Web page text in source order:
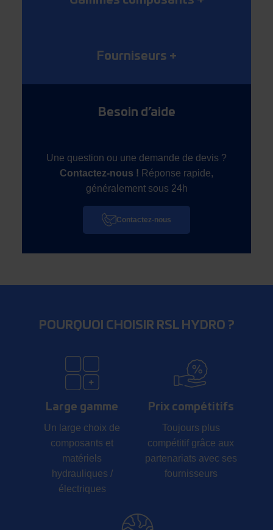
Fourniseurs +
Besoin d’aide
Une question ou une demande de devis ?
Contactez-nous ! Réponse rapide,
généralement sous 24h
Contactez-nous
POURQUOI CHOISIR RSL HYDRO ?
Large gamme
Un large choix de
composants et
matériels
hydrauliques /
électriques
Prix compétitifs
Toujours plus
compétitif grâce aux
partenariats avec ses
fournisseurs